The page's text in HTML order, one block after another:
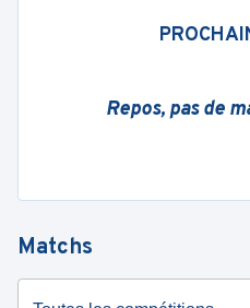
Repos, pas de
Matchs